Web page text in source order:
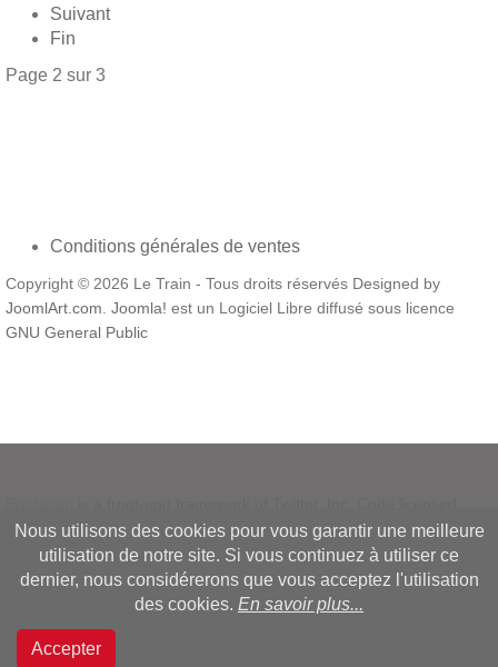
Suivant
Fin
Page 2 sur 3
Conditions générales de ventes
Copyright © 2026 Le Train - Tous droits réservés Designed by
JoomlArt.com. Joomla! est un Logiciel Libre diffusé sous licence
GNU General Public
underMIT License.
Font Awesomefont licensed underSIL OFL 1.1.
Nous utilisons des cookies pour vous garantir une meilleure
utilisation de notre site. Si vous continuez à utiliser ce
dernier, nous considérerons que vous acceptez l'utilisation
des cookies. En savoir plus...
Accepter